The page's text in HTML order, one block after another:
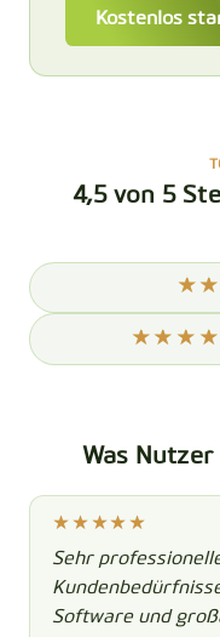
Kostenlos
4,5 von 5
Was
Sehr
Software und